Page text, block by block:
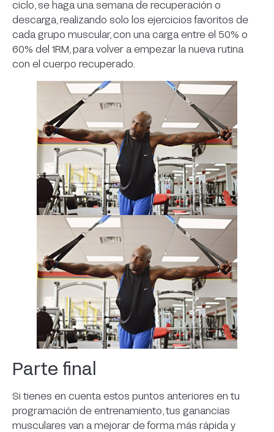
ciclo, se haga una semana de recuperación o
descarga, realizando solo los ejercicios favoritos de
cada grupo muscular, con una carga entre el 50% o
60% del 1RM, para volver a empezar la nueva rutina
con el cuerpo recuperado.
Parte final
Si tienes en cuenta estos puntos anteriores en tu
programación de entrenamiento, tus ganancias
musculares van a mejorar de forma más rápida y